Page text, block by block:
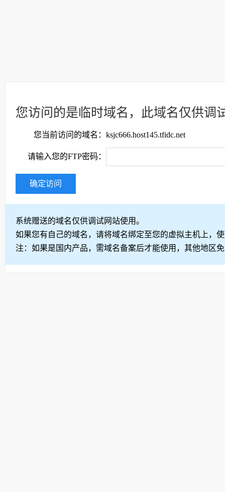
您访问的是临时域名，此域名仅供调
您当前访问的域名： ksjc666.host145.tfidc.net
请输入您的FTP密码：
确定访问
系统赠送的域名仅供调试网站使用。
如果您有自己的域名，请将域名绑定至您的虚拟主机上，
注：如果是国内产品，需域名备案后才能使用，其他地区